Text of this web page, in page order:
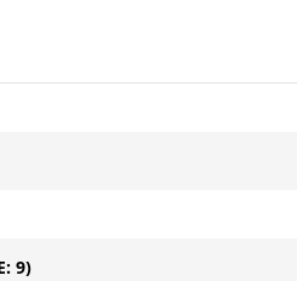
9)